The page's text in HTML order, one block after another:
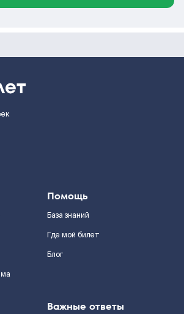
Помощь
База знаний
Где мой билет
Блог
Важные ответы